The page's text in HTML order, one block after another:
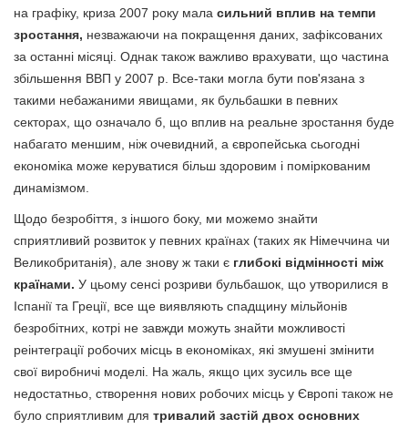
на графіку, криза 2007 року мала сильний вплив на темпи
зростання, незважаючи на покращення даних, зафіксованих
за останні місяці. Однак також важливо врахувати, що частина
збільшення ВВП у 2007 р. Все-таки могла бути пов'язана з
такими небажаними явищами, як бульбашки в певних
секторах, що означало б, що вплив на реальне зростання буде
набагато меншим, ніж очевидний, а європейська сьогодні
економіка може керуватися більш здоровим і поміркованим
динамізмом.
Щодо безробіття, з іншого боку, ми можемо знайти
сприятливий розвиток у певних країнах (таких як Німеччина чи
Великобританія), але знову ж таки є глибокі відмінності між
країнами. У цьому сенсі розриви бульбашок, що утворилися в
Іспанії та Греції, все ще виявляють спадщину мільйонів
безробітних, котрі не завжди можуть знайти можливості
реінтеграції робочих місць в економіках, які змушені змінити
свої виробничі моделі. На жаль, якщо цих зусиль все ще
недостатньо, створення нових робочих місць у Європі також не
було сприятливим для тривалий застій двох основних